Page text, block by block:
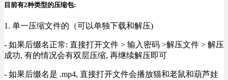
目前有2种类型的压缩包:
1. 单一压缩文件的（可以单独下载和解压)
- 如果后缀名正常: 直接打开文件 > 输入密码 >解压文件 > 解压
成功, 有的情况会有双层压缩, 再继续解压即可
- 如果后缀名是 .mp4, 直接打开文件会播放猫和老鼠和葫芦娃